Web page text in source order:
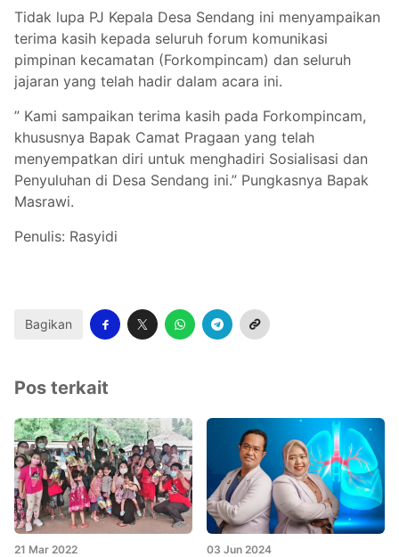
Tidak lupa PJ Kepala Desa Sendang ini menyampaikan
terima kasih kepada seluruh forum komunikasi
pimpinan kecamatan (Forkompincam) dan seluruh
jajaran yang telah hadir dalam acara ini.
” Kami sampaikan terima kasih pada Forkompincam,
khususnya Bapak Camat Pragaan yang telah
menyempatkan diri untuk menghadiri Sosialisasi dan
Penyuluhan di Desa Sendang ini.” Pungkasnya Bapak
Masrawi.
Penulis: Rasyidi
Bagikan
Pos terkait
21 Mar 2022 03 Jun 2024